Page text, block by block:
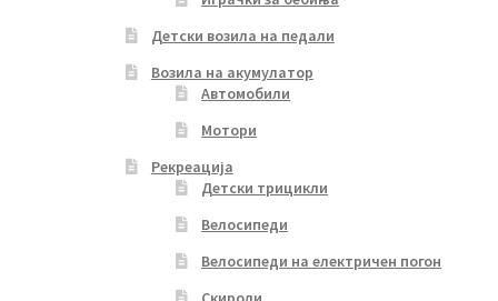
Детски возила на педали
Возила на акумулатор
Автомобили
Мотори
Рекреација
Детски трицикли
Велосипеди
Велосипеди на електричен погон